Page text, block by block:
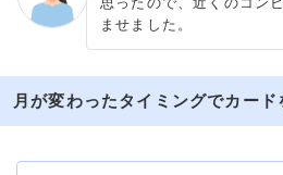
ませました。
月が変わったタイミングでカード